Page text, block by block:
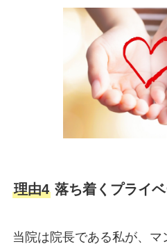
理由4落ち着くプライベ
当院は院長である私が、マ